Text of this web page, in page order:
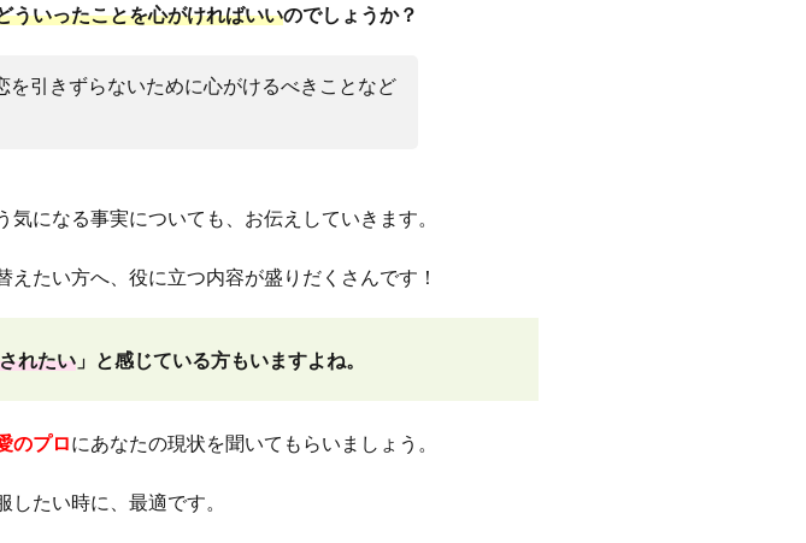
ういったことを心がければいいのでしょうか？
引きずらないために心がけるべきことなど
になる事実についても、お伝えしていきます。
たい方へ、役に立つ内容が盛りだくさんです！
れたい 」と感じている方もいますよね。
のプロにあなたの現状を聞いてもらいましょう。
たい時に、最適です。